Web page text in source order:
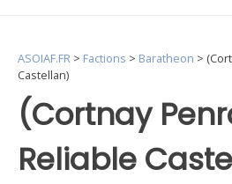
(Cortnay
Reliable
ASOIAF.FR > Factions > Baratheon >
Castellan)